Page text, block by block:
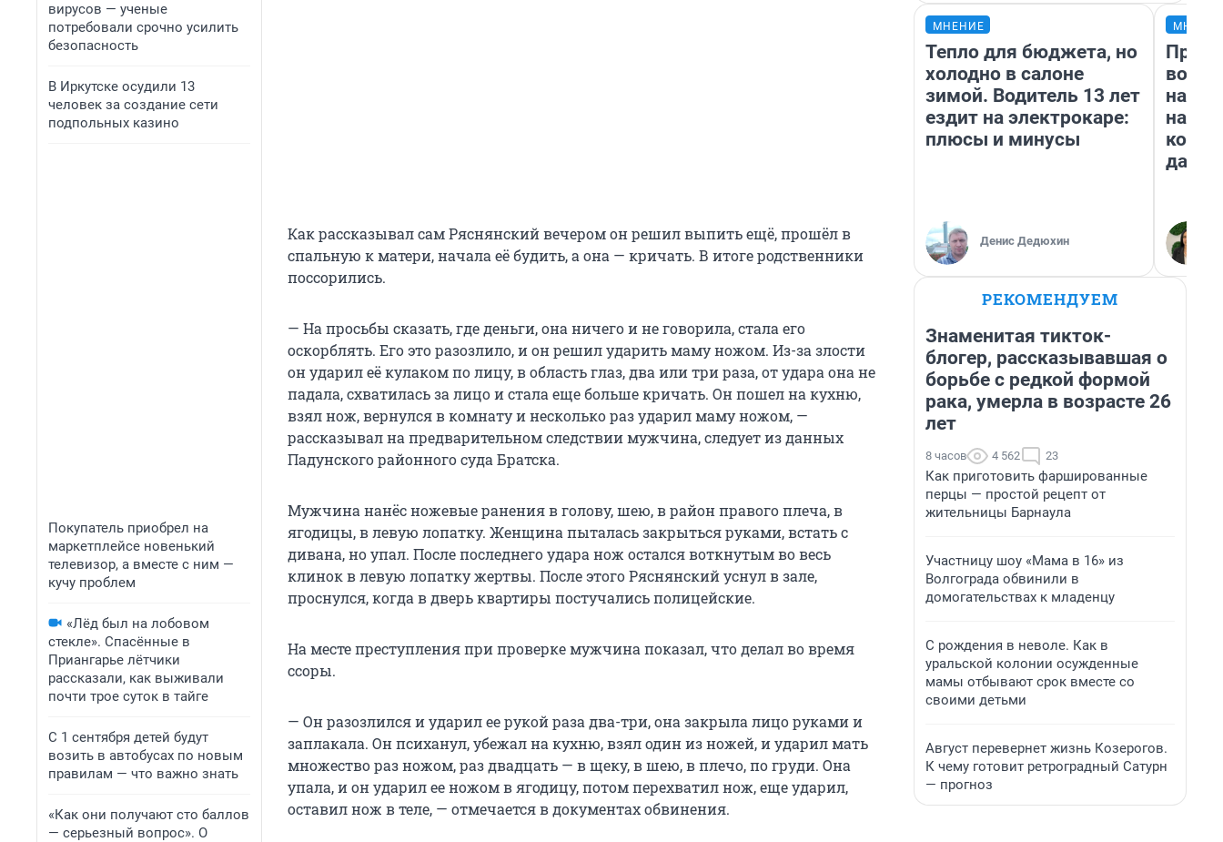
вирусов — ученые
потребовали срочно усилить
безопасность
В Иркутске осудили 13
человек за создание сети
подпольных казино
Покупатель приобрел на
маркетплейсе новенький
телевизор, а вместе с ним —
кучу проблем
«Лёд был на лобовом
стекле». Спасённые в
Приангарье лётчики
рассказали, как выживали
почти трое суток в тайге
С 1 сентября детей будут
возить в автобусах по новым
правилам — что важно знать
«Как они получают сто баллов
— серьезный вопрос». О
Как рассказывал сам Ряснянский вечером он решил выпить ещё, прошёл в
спальную к матери, начала её будить, а она — кричать. В итоге родственники
поссорились.
— На просьбы сказать, где деньги, она ничего и не говорила, стала его
оскорблять. Его это разозлило, и он решил ударить маму ножом. Из-за злости
он ударил её кулаком по лицу, в область глаз, два или три раза, от удара она не
падала, схватилась за лицо и стала еще больше кричать. Он пошел на кухню,
взял нож, вернулся в комнату и несколько раз ударил маму ножом, —
рассказывал на предварительном следствии мужчина, следует из данных
Падунского районного суда Братска.
Мужчина нанёс ножевые ранения в голову, шею, в район правого плеча, в
ягодицы, в левую лопатку. Женщина пыталась закрыться руками, встать с
дивана, но упал. После последнего удара нож остался воткнутым во весь
клинок в левую лопатку жертвы. После этого Ряснянский уснул в зале,
проснулся, когда в дверь квартиры постучались полицейские.
На месте преступления при проверке мужчина показал, что делал во время
ссоры.
— Он разозлился и ударил ее рукой раза два-три, она закрыла лицо руками и
заплакала. Он психанул, убежал на кухню, взял один из ножей, и ударил мать
множество раз ножом, раз двадцать — в щеку, в шею, в плечо, по груди. Она
упала, и он ударил ее ножом в ягодицу, потом перехватил нож, еще ударил,
оставил нож в теле, — отмечается в документах обвинения.
МНЕНИЕ
Тепло для бюджета, но
холодно в салоне
зимой. Водитель 13 лет
ездит на электрокаре:
плюсы и минусы
Денис Дедюхин
нам
даже
РЕКОМЕНДУЕМ
Знаменитая тикток-
блогер, рассказывавшая о
борьбе с редкой формой
рака, умерла в возрасте 26
лет
8 часов 4 562 23
Как приготовить фаршированные
перцы — простой рецепт от
жительницы Барнаула
Участницу шоу «Мама в 16» из
Волгограда обвинили в
домогательствах к младенцу
С рождения в неволе. Как в
уральской колонии осужденные
мамы отбывают срок вместе со
своими детьми
Август перевернет жизнь Козерогов.
К чему готовит ретроградный Сатурн
— прогноз